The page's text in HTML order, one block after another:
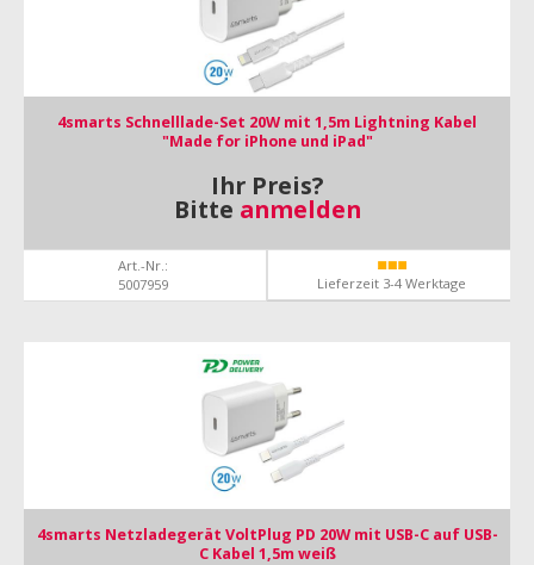
4smarts Schnelllade-Set 20W mit 1,5m Lightning Kabel
"Made for iPhone und iPad"
Ihr Preis?
Bitte anmelden
Art.-Nr.:
5007959
Lieferzeit 3-4 Werktage
4smarts Netzladegerät VoltPlug PD 20W mit USB-C auf USB-
C Kabel 1,5m weiß